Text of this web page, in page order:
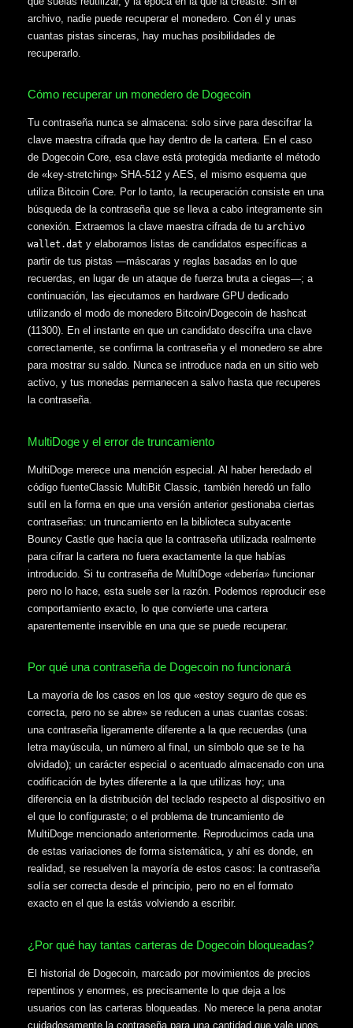
archivo, nadie puede recuperar el monedero. Con él y unas
cuantas pistas sinceras, hay muchas posibilidades de
recuperarlo.
Cómo recuperar un monedero de Dogecoin
Tu contraseña nunca se almacena: solo sirve para descifrar la
clave maestra cifrada que hay dentro de la cartera. En el caso
de Dogecoin Core, esa clave está protegida mediante el método
de «key-stretching» SHA-512 y AES, el mismo esquema que
utiliza Bitcoin Core. Por lo tanto, la recuperación consiste en una
búsqueda de la contraseña que se lleva a cabo íntegramente sin
conexión. Extraemos la clave maestra cifrada de tu archivo
wallet.dat y elaboramos listas de candidatos específicas a
partir de tus pistas —máscaras y reglas basadas en lo que
recuerdas, en lugar de un ataque de fuerza bruta a ciegas—; a
continuación, las ejecutamos en hardware GPU dedicado
utilizando el modo de monedero Bitcoin/Dogecoin de hashcat
(11300). En el instante en que un candidato descifra una clave
correctamente, se confirma la contraseña y el monedero se abre
para mostrar su saldo. Nunca se introduce nada en un sitio web
activo, y tus monedas permanecen a salvo hasta que recuperes
la contraseña.
MultiDoge y el error de truncamiento
MultiDoge merece una mención especial. Al haber heredado el
código fuenteClassic MultiBit Classic, también heredó un fallo
sutil en la forma en que una versión anterior gestionaba ciertas
contraseñas: un truncamiento en la biblioteca subyacente
Bouncy Castle que hacía que la contraseña utilizada realmente
para cifrar la cartera no fuera exactamente la que habías
introducido. Si tu contraseña de MultiDoge «debería» funcionar
pero no lo hace, esta suele ser la razón. Podemos reproducir ese
comportamiento exacto, lo que convierte una cartera
aparentemente inservible en una que se puede recuperar.
Por qué una contraseña de Dogecoin no funcionará
La mayoría de los casos en los que «estoy seguro de que es
correcta, pero no se abre» se reducen a unas cuantas cosas:
una contraseña ligeramente diferente a la que recuerdas (una
letra mayúscula, un número al final, un símbolo que se te ha
olvidado); un carácter especial o acentuado almacenado con una
codificación de bytes diferente a la que utilizas hoy; una
diferencia en la distribución del teclado respecto al dispositivo en
el que lo configuraste; o el problema de truncamiento de
MultiDoge mencionado anteriormente. Reproducimos cada una
de estas variaciones de forma sistemática, y ahí es donde, en
realidad, se resuelven la mayoría de estos casos: la contraseña
solía ser correcta desde el principio, pero no en el formato
exacto en el que la estás volviendo a escribir.
¿Por qué hay tantas carteras de Dogecoin bloqueadas?
El historial de Dogecoin, marcado por movimientos de precios
repentinos y enormes, es precisamente lo que deja a los
usuarios con las carteras bloqueadas. No merece la pena anotar
cuidadosamente la contraseña para una cantidad que vale unos